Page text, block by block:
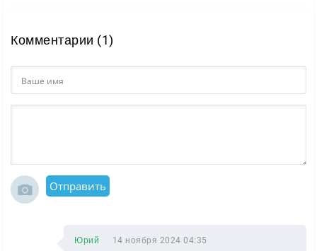
Комментарии (1)
Отправить
Юрий 14 ноября 2024 04:35